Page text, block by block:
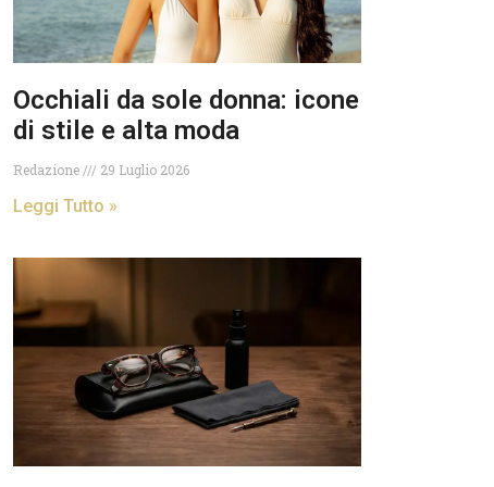
Occhiali da sole donna: icone
di stile e alta moda
Redazione 29 Luglio 2026
Leggi Tutto »